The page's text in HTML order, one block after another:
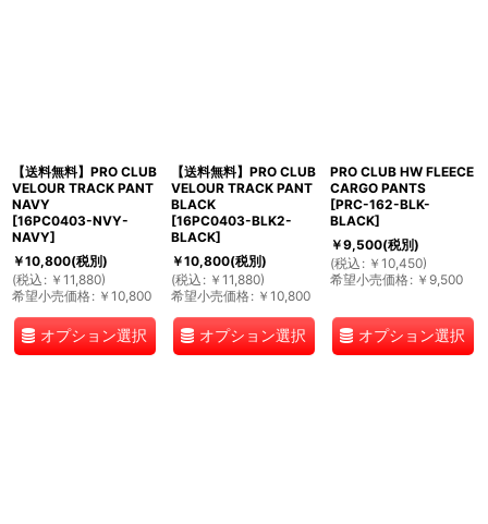
【送料無料】PRO CLUB
VELOUR TRACK PANT
NAVY
[16PC0403-NVY-
NAVY]
￥10,800(税別)
(税込 : ￥ 11,880)
希望小売価格: ￥ 10,800
オプション選択
【送料無料】PRO CLUB
VELOUR TRACK PANT
BLACK
[16PC0403-BLK2-
BLACK]
￥10,800(税別)
(税込 : ￥ 11,880)
希望小売価格: ￥ 10,800
オプション選択
PRO CLUB HW FLEECE
CARGO PANTS
[PRC-162-BLK-
BLACK]
￥9,500(税別)
(税込 : ￥ 10,450)
希望小売価格: ￥ 9,500
オプション選択